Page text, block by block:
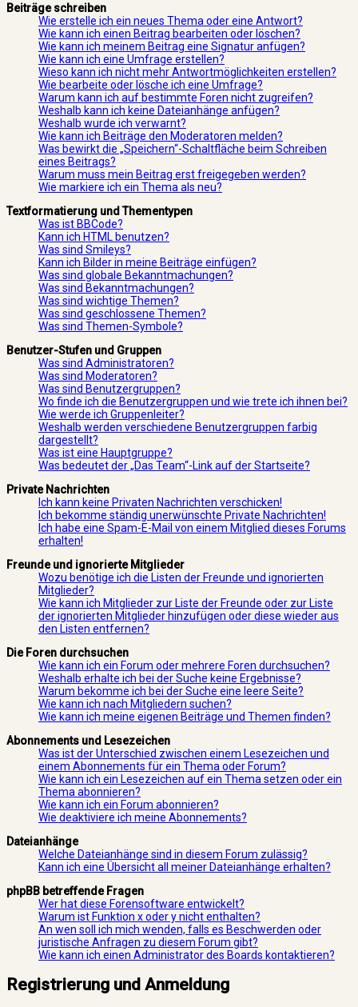
Beiträge schreiben
Wie erstelle ich ein neues Thema oder eine Antwort?
Wie kann ich einen Beitrag bearbeiten oder löschen?
Wie kann ich meinem Beitrag eine Signatur anfügen?
Wie kann ich eine Umfrage erstellen?
Wieso kann ich nicht mehr Antwortmöglichkeiten erstellen?
Wie bearbeite oder lösche ich eine Umfrage?
Warum kann ich auf bestimmte Foren nicht zugreifen?
Weshalb kann ich keine Dateianhänge anfügen?
Weshalb wurde ich verwarnt?
Wie kann ich Beiträge den Moderatoren melden?
Was bewirkt die „Speichern“-Schaltfläche beim Schreiben
eines Beitrags?
Warum muss mein Beitrag erst freigegeben werden?
Wie markiere ich ein Thema als neu?
Textformatierung und Thementypen
Was ist BBCode?
Kann ich HTML benutzen?
Was sind Smileys?
Kann ich Bilder in meine Beiträge einfügen?
Was sind globale Bekanntmachungen?
Was sind Bekanntmachungen?
Was sind wichtige Themen?
Was sind geschlossene Themen?
Was sind Themen-Symbole?
Benutzer-Stufen und Gruppen
Was sind Administratoren?
Was sind Moderatoren?
Was sind Benutzergruppen?
Wo finde ich die Benutzergruppen und wie trete ich ihnen bei?
Wie werde ich Gruppenleiter?
Weshalb werden verschiedene Benutzergruppen farbig
dargestellt?
Was ist eine Hauptgruppe?
Was bedeutet der „Das Team“-Link auf der Startseite?
Private Nachrichten
Ich kann keine Privaten Nachrichten verschicken!
Ich bekomme ständig unerwünschte Private Nachrichten!
Ich habe eine Spam-E-Mail von einem Mitglied dieses Forums
erhalten!
Freunde und ignorierte Mitglieder
Wozu benötige ich die Listen der Freunde und ignorierten
Mitglieder?
Wie kann ich Mitglieder zur Liste der Freunde oder zur Liste
der ignorierten Mitglieder hinzufügen oder diese wieder aus
den Listen entfernen?
Die Foren durchsuchen
Wie kann ich ein Forum oder mehrere Foren durchsuchen?
Weshalb erhalte ich bei der Suche keine Ergebnisse?
Warum bekomme ich bei der Suche eine leere Seite?
Wie kann ich nach Mitgliedern suchen?
Wie kann ich meine eigenen Beiträge und Themen finden?
Abonnements und Lesezeichen
Was ist der Unterschied zwischen einem Lesezeichen und
einem Abonnements für ein Thema oder Forum?
Wie kann ich ein Lesezeichen auf ein Thema setzen oder ein
Thema abonnieren?
Wie kann ich ein Forum abonnieren?
Wie deaktiviere ich meine Abonnements?
Dateianhänge
Welche Dateianhänge sind in diesem Forum zulässig?
Kann ich eine Übersicht all meiner Dateianhänge erhalten?
phpBB betreffende Fragen
Wer hat diese Forensoftware entwickelt?
Warum ist Funktion x oder y nicht enthalten?
An wen soll ich mich wenden, falls es Beschwerden oder
juristische Anfragen zu diesem Forum gibt?
Wie kann ich einen Administrator des Boards kontaktieren?
Registrierung und Anmeldung